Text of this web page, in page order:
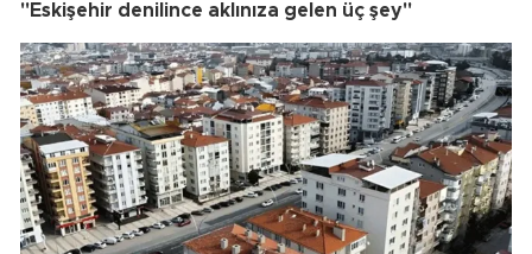
"Eskişehir denilince aklınıza gelen üç şey"